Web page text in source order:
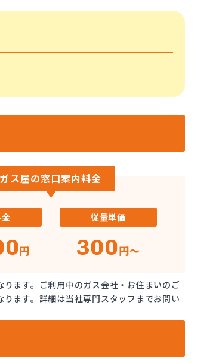
ガス屋の窓口案内料金
円
従量単価
300円～
ます。ご利用中のガス会社・お住まいのご
ります。詳細は当社専門スタッフまでお問い